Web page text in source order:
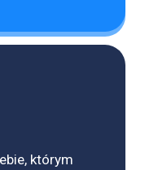
którym